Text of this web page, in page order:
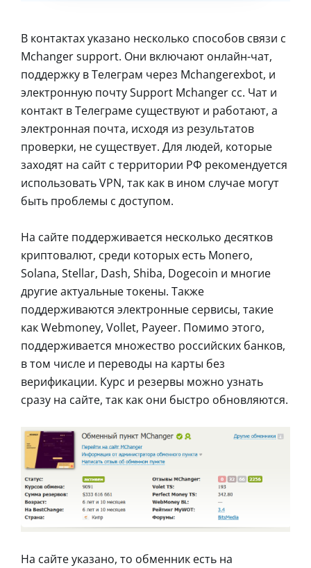
В контактах указано несколько способов связи с
Mchanger support. Они включают онлайн-чат,
поддержку в Телеграм через Mchangerexbot, и
электронную почту Support Mchanger cc. Чат и
контакт в Телеграме существуют и работают, а
электронная почта, исходя из результатов
проверки, не существует. Для людей, которые
заходят на сайт с территории РФ рекомендуется
использовать VPN, так как в ином случае могут
быть проблемы с доступом.
На сайте поддерживается несколько десятков
криптовалют, среди которых есть Monero,
Solana, Stellar, Dash, Shiba, Dogecoin и многие
другие актуальные токены. Также
поддерживаются электронные сервисы, такие
как Webmoney, Vollet, Payeer. Помимо этого,
поддерживается множество российских банков,
в том числе и переводы на карты без
верификации. Курс и резервы можно узнать
сразу на сайте, так как они быстро обновляются.
На сайте указано, то обменник есть на